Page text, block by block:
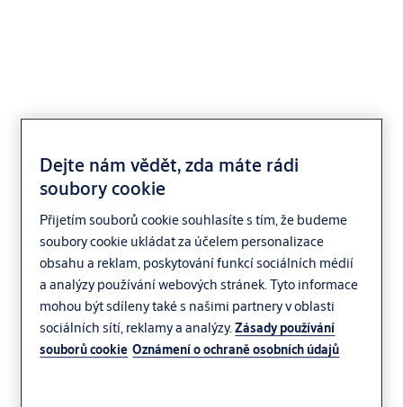
Lankový zámek FAB
7313
Dejte nám vědět, zda máte rádi
soubory cookie
Přijetím souborů cookie souhlasíte s tím, že budeme
soubory cookie ukládat za účelem personalizace
obsahu a reklam, poskytování funkcí sociálních médií
a analýzy používání webových stránek. Tyto informace
mohou být sdíleny také s našimi partnery v oblasti
sociálních sítí, reklamy a analýzy.Zásady používání
souborů cookie Oznámení o ochraně osobních údajů